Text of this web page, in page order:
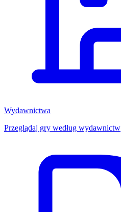
Wydawnictwa
Przeglądaj gry według wydawnictw